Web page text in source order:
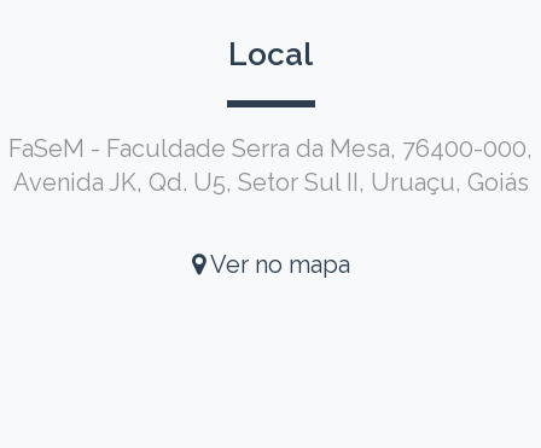
Local
FaSeM - Faculdade Serra da Mesa, 76400-000,
Avenida JK, Qd. U5, Setor Sul II, Uruaçu, Goiás
Ver no mapa